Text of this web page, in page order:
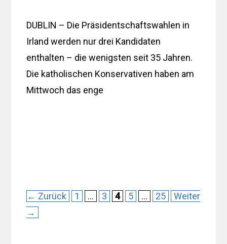
DUBLIN – Die Präsidentschaftswahlen in
Irland werden nur drei Kandidaten
enthalten – die wenigsten seit 35 Jahren.
Die katholischen Konservativen haben am
Mittwoch das enge
← Zurück Seite
1 … Seite
3 Seite
4 Seite
5 … Seite
25
Weiter
→